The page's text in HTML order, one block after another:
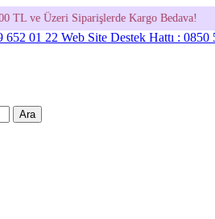
Kargo Bedava! •
652 01 22 Web Site Destek Hattı : 0850
Ara